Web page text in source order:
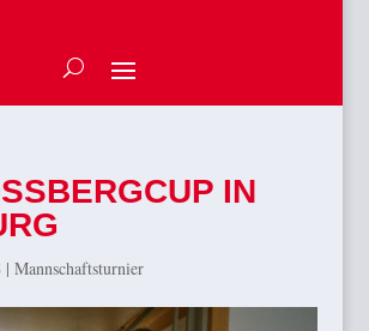
IN
| Mannschaftsturnier